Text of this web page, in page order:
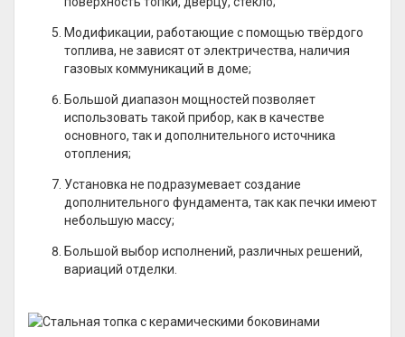
Модификации, работающие с помощью твёрдого
топлива, не зависят от электричества, наличия
газовых коммуникаций в доме;
Большой диапазон мощностей позволяет
использовать такой прибор, как в качестве
основного, так и дополнительного источника
отопления;
Установка не подразумевает создание
дополнительного фундамента, так как печки имеют
небольшую массу;
Большой выбор исполнений, различных решений,
вариаций отделки.